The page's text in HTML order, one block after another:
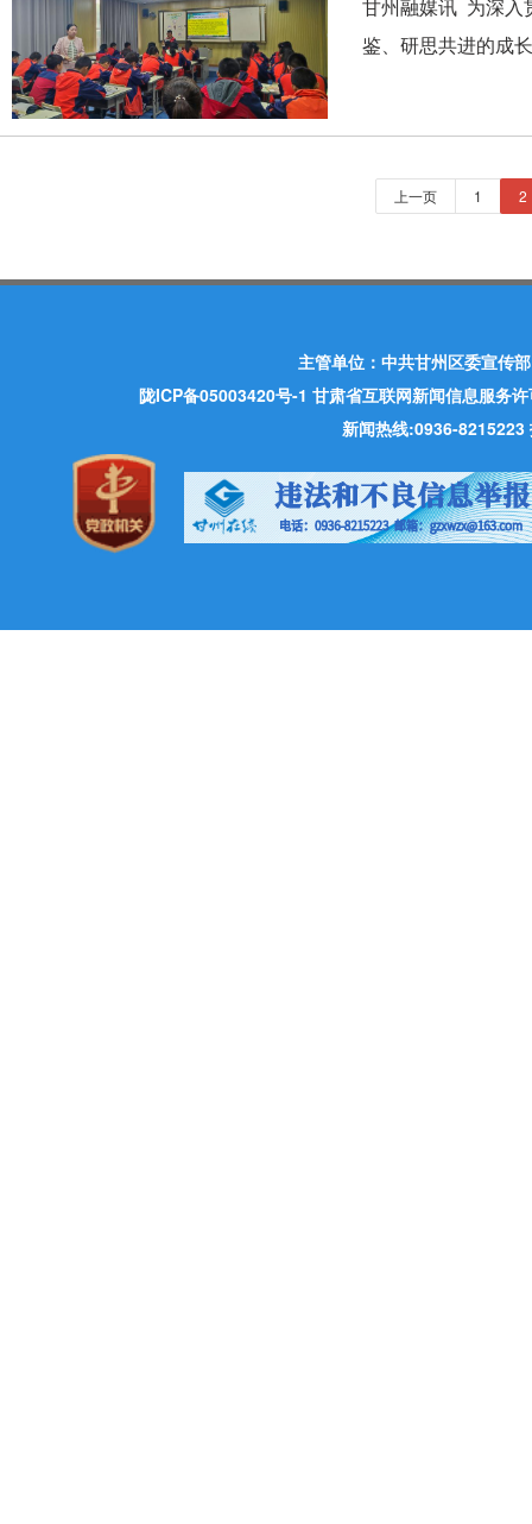
甘州融媒讯 为深入
鉴、研思共进的成
上一页 1 2
主管单位：中共甘州区委宣传
陇ICP备05003420号-1 甘肃省互联网新闻信息服务
新闻热线:0936-8215223